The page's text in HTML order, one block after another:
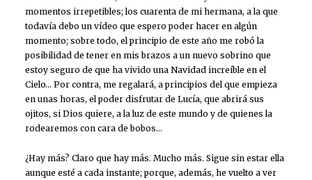
momentos irrepetibles; los cuarenta de mi hermana, a la que
todavía debo un vídeo que espero poder hacer en algún
momento; sobre todo, el principio de este año me robó la
posibilidad de tener en mis brazos a un nuevo sobrino que
estoy seguro de que ha vivido una Navidad increíble en el
Cielo… Por contra, me regalará, a principios del que empieza
en unas horas, el poder disfrutar de Lucía, que abrirá sus
ojitos, si Dios quiere, a la luz de este mundo y de quienes la
rodearemos con cara de bobos…
¿Hay más? Claro que hay más. Mucho más. Sigue sin estar ella
aunque esté a cada instante; porque, además, he vuelto a ver